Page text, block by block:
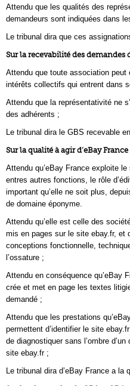
Attendu que les qualités des
demandeurs sont indiquées dans
Le tribunal dira que ces
Sur la recevabilité des demandes
Attendu que toute association
intérêts collectifs qui entrent dans
Attendu que la représentativité ne
des adhérents ;
Le tribunal dira le GBS recevable
Sur la qualité à agir d’eBay France
Attendu qu’eBay France exploite
entres autres fonctions, le rôle
important qu’elle ne soit plus,
de domaine éponyme.
Attendu qu’elle est celle des
mis en pages sur le site ebay.fr, et
conceptions fonctionnelle,
l’ossature ;
Attendu en conséquence qu’eBay
crée et met en page les textes
demandé ;
Attendu que les prestations
permettent d’identifier le site
de diagnostiquer sans l’ombre
site ebay.fr ;
Le tribunal dira d’eBay France a la